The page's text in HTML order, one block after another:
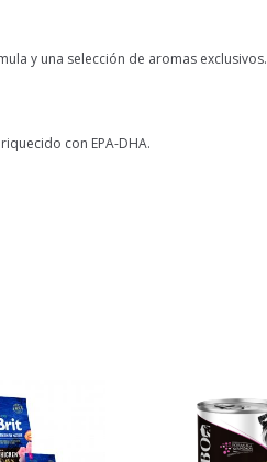
y una selección de aromas exclusivos.
con EPA-DHA.